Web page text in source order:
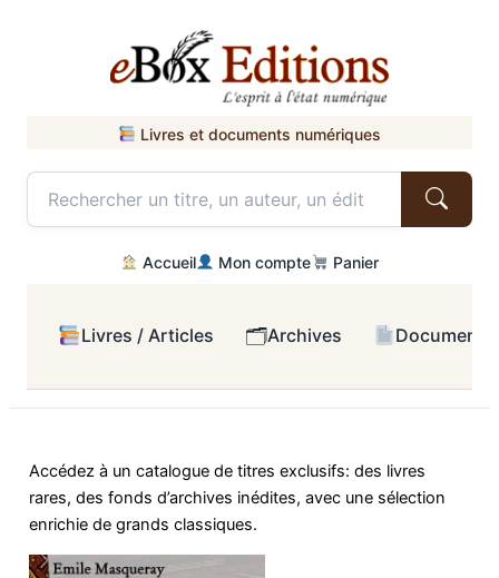
Livres et documents numériques
Accueil Mon compte Panier
Livres / Articles 🗂Archives
contenu
Accédez à un catalogue de titres exclusifs: des livres
rares, des fonds d’archives inédites, avec une sélection
enrichie de grands classiques.